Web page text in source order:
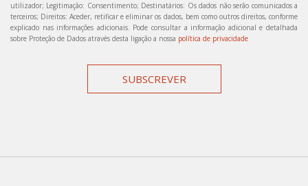
utilizador; Legitimação: Consentimento; Destinatários: Os dados não serão comunicados a
terceiros; Direitos: Aceder, retificar e eliminar os dados, bem como outros direitos, conforme
explicado nas informações adicionais. Pode consultar a informação adicional e detalhada
sobre Proteção de Dados através desta ligação a nossa política de privacidade
SUBSCREVER